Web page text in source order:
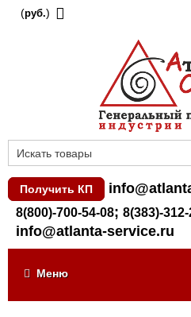
(руб.)
Получить КП
8(800)-700-54-08; 8(383)-
info@atlanta-service.ru
Меню